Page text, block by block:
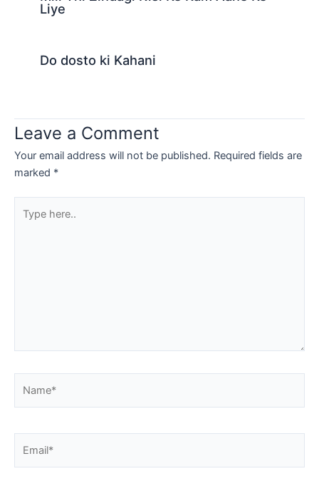
Liye
Do dosto ki Kahani
Leave a Comment
Your email address will not be published. Required fields are
marked *
here..